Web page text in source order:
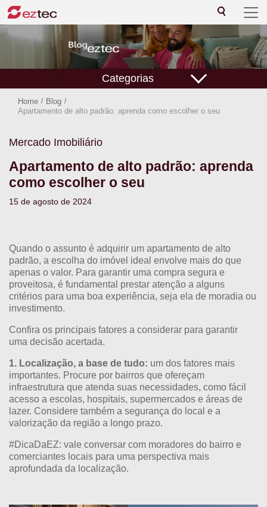
Categorias
Home / Blog /
Apartamento de alto padrão: aprenda como escolher o seu
Mercado Imobiliário
Apartamento de alto padrão: aprenda
como escolher o seu
15 de agosto de 2024
Quando o assunto é adquirir um apartamento de alto
padrão, a escolha do imóvel ideal envolve mais do que
apenas o valor. Para garantir uma compra segura e
proveitosa, é fundamental prestar atenção a alguns
critérios para uma boa experiência, seja ela de moradia ou
investimento.
Confira os principais fatores a considerar para garantir
uma decisão acertada.
1. Localização, a base de tudo: um dos fatores mais
importantes. Procure por bairros que ofereçam
infraestrutura que atenda suas necessidades, como fácil
acesso a escolas, hospitais, supermercados e áreas de
lazer. Considere também a segurança do local e a
valorização da região a longo prazo.
#DicaDaEZ: vale conversar com moradores do bairro e
comerciantes locais para uma perspectiva mais
aprofundada da localização.